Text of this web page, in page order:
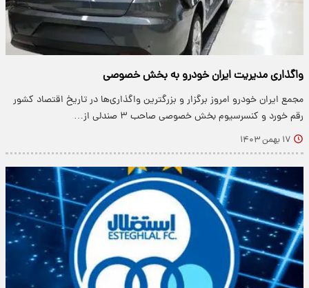
واگذاری مدیریت ایران خودرو به بخش خصوصی
مجمع ایران خودرو امروز برگزار و بزرگترین واگذاری‌ها در تاریخ اقتصاد کشور
رقم خورد و کنسرسیوم بخش خصوصی صاحب ۳ صندلی از…
۱۷ بهمن ۱۴۰۳